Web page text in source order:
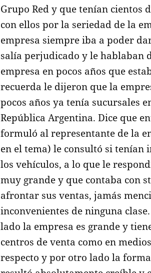
Grupo Red y que tenían cientos
con ellos por la seriedad de la
empresa siempre iba a poder
salía perjudicado y le hablaban
empresa en pocos años que
recuerda le dijeron que la
pocos años ya tenía sucursales
República Argentina. Dice que
formuló al representante de la
en el tema) le consultó si tenían
los vehículos, a lo que le
muy grande y que contaba con
afrontar sus ventas, jamás
inconvenientes de ninguna
lado la empresa es grande y
centros de venta como en
respecto y por otro lado la